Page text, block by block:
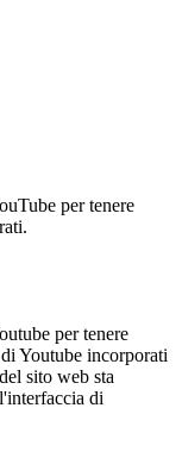
per tenere
per tenere
Youtube incorporati
sito web sta
di